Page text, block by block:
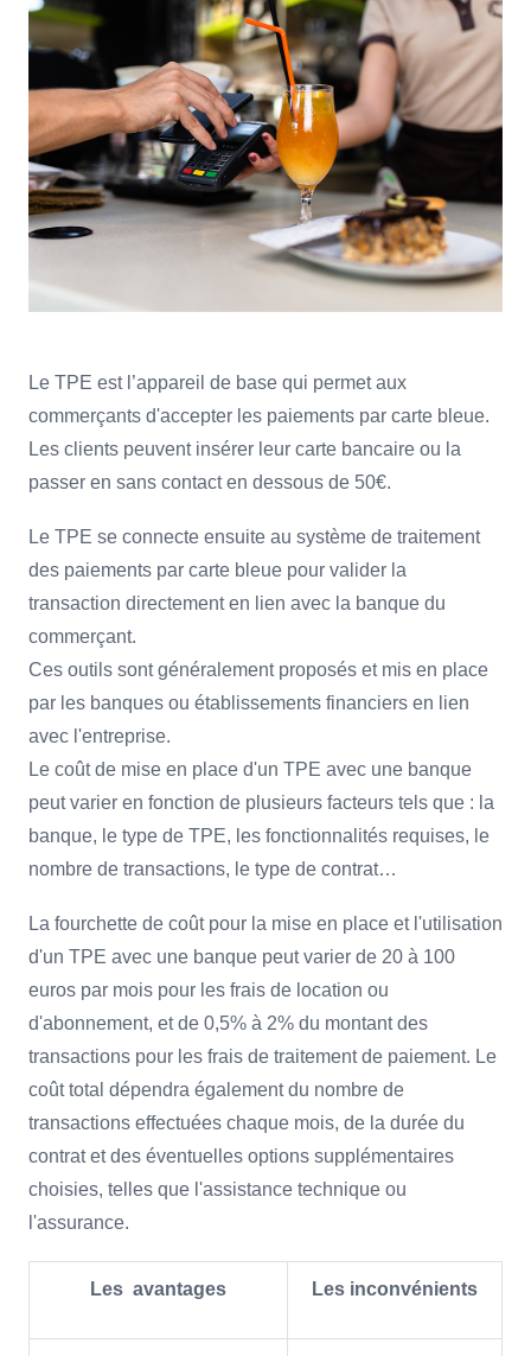
Le TPE est l’appareil de base qui permet aux
commerçants d'accepter les paiements par carte bleue.
Les clients peuvent insérer leur carte bancaire ou la
passer en sans contact en dessous de 50€.
Le TPE se connecte ensuite au système de traitement
des paiements par carte bleue pour valider la
transaction directement en lien avec la banque du
commerçant.
Ces outils sont généralement proposés et mis en place
par les banques ou établissements financiers en lien
avec l'entreprise.
Le coût de mise en place d'un TPE avec une banque
peut varier en fonction de plusieurs facteurs tels que : la
banque, le type de TPE, les fonctionnalités requises, le
nombre de transactions, le type de contrat…
La fourchette de coût pour la mise en place et l'utilisation
d'un TPE avec une banque peut varier de 20 à 100
euros par mois pour les frais de location ou
d'abonnement, et de 0,5% à 2% du montant des
transactions pour les frais de traitement de paiement. Le
coût total dépendra également du nombre de
transactions effectuées chaque mois, de la durée du
contrat et des éventuelles options supplémentaires
choisies, telles que l'assistance technique ou
l'assurance.
Les avantages Les inconvénients